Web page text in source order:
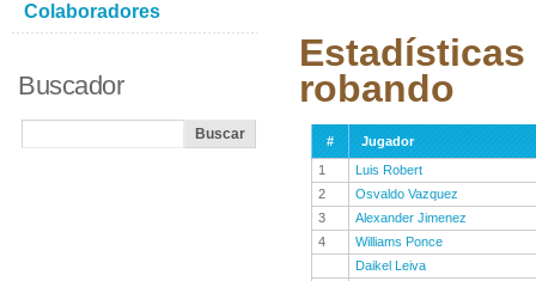
robando
#
Jugador
1
Luis Robert
2
Osvaldo Vazquez
3
Alexander Jimenez
4
Williams Ponce
Daikel Leiva
Colaboradores
Buscador